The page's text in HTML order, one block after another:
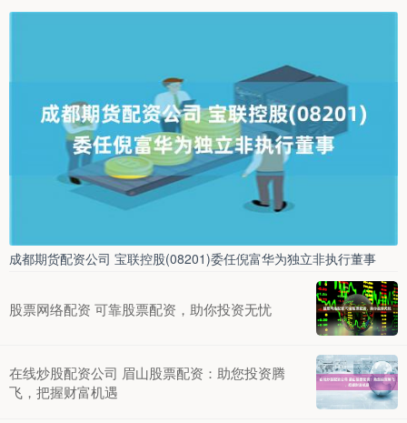
成都期货配资公司 宝联控股(08201)委任倪富华为独立非执行董事
股票网络配资 可靠股票配资，助你投资无忧
在线炒股配资公司 眉山股票配资：助您投资腾
飞，把握财富机遇